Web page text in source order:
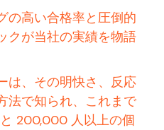
の高い合格率と圧倒的
クが当社の実績を物語
は、その明快さ、反応
法で知られ、これまで
200,000 人以上の個